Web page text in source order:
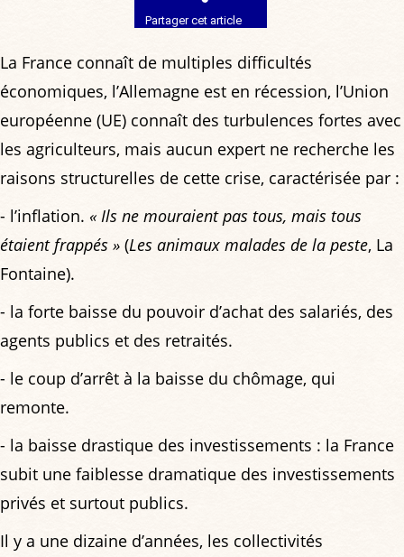
Partager cet article
La France connaît de multiples difficultés
économiques, l’Allemagne est en récession, l’Union
européenne (UE) connaît des turbulences fortes avec
les agriculteurs, mais aucun expert ne recherche les
raisons structurelles de cette crise, caractérisée par :
- l’inflation. « Ils ne mouraient pas tous, mais tous
étaient frappés » (Les animaux malades de la peste, La
Fontaine).
- la forte baisse du pouvoir d’achat des salariés, des
agents publics et des retraités.
- le coup d’arrêt à la baisse du chômage, qui
remonte.
- la baisse drastique des investissements : la France
subit une faiblesse dramatique des investissements
privés et surtout publics.
Il y a une dizaine d’années, les collectivités